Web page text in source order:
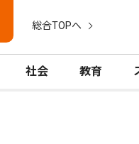
総合TOPへ
社会 教育